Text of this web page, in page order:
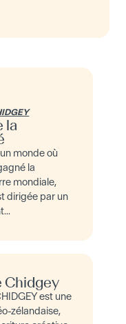
la
monde où
la
mondiale,
dirigée par un
Chidgey
est une
zélandaise,